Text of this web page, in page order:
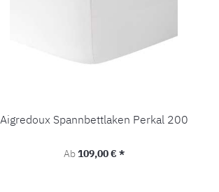
Aigredoux Spannbettlaken Perkal 200
Regulärer Preis:
Ab109,00 € *